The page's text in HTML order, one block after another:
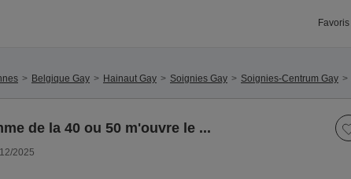
Favoris
Belgique Gay Hainaut Gay Soignies Gay Soignies-Centrum Gay
de la 40 ou 50 m'ouvre le ...
2025